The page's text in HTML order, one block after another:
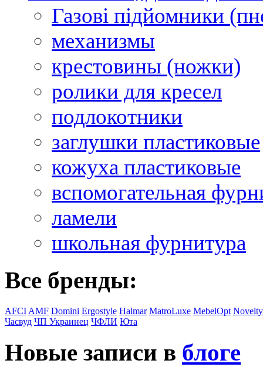
Газові підйомники
механизмы
крестовины (ножки)
ролики для кресел
подлокотники
заглушки пластиковые
кожуха пластиковые
вспомогательная
ламели
школьная фурнитура
Все бренды:
AFCI AMF Domini Ergostyle Halmar MatroLuxe MebelOpt Novelty
Часвуд ЧП Украинец ЧФЛИ Юта
Новые записи в блоге